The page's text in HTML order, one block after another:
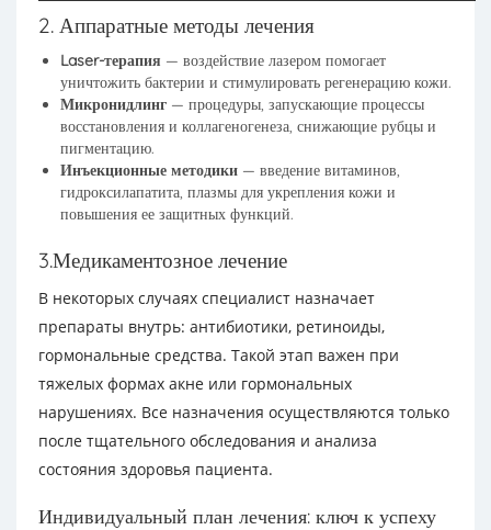
2. Аппаратные методы лечения
Laser-терапия — воздействие лазером помогает
уничтожить бактерии и стимулировать регенерацию кожи.
Микронидлинг — процедуры, запускающие процессы
восстановления и коллагеногенеза, снижающие рубцы и
пигментацию.
Инъекционные методики — введение витаминов,
гидроксилапатита, плазмы для укрепления кожи и
повышения ее защитных функций.
3.Медикаментозное лечение
В некоторых случаях специалист назначает
препараты внутрь: антибиотики, ретиноиды,
гормональные средства. Такой этап важен при
тяжелых формах акне или гормональных
нарушениях. Все назначения осуществляются только
после тщательного обследования и анализа
состояния здоровья пациента.
Индивидуальный план лечения: ключ к успеху